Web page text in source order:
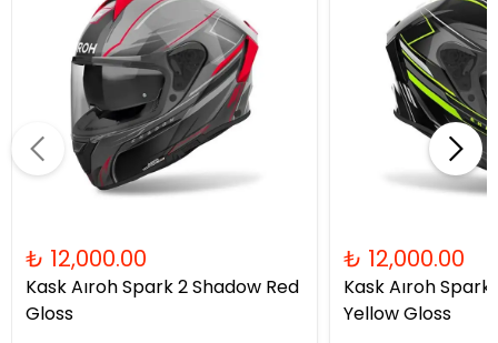
₺ 12,000.00
Kask Aıroh Spark 2 Shadow Red
Gloss
₺ 12,000.00
Kask Aıroh
Yellow Gloss